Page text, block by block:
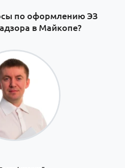
по оформлению ЭЗ
в Майкопе?